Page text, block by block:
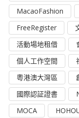
MacaoFashion
FreeRegister
活動場地租借
個人工作空間
粵港澳大灣區
國際認証證書
MOCA